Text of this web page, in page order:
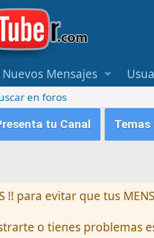
Nuevos Mensajes
en foros
tu Canal
!! para evitar que tus
o tienes problemas